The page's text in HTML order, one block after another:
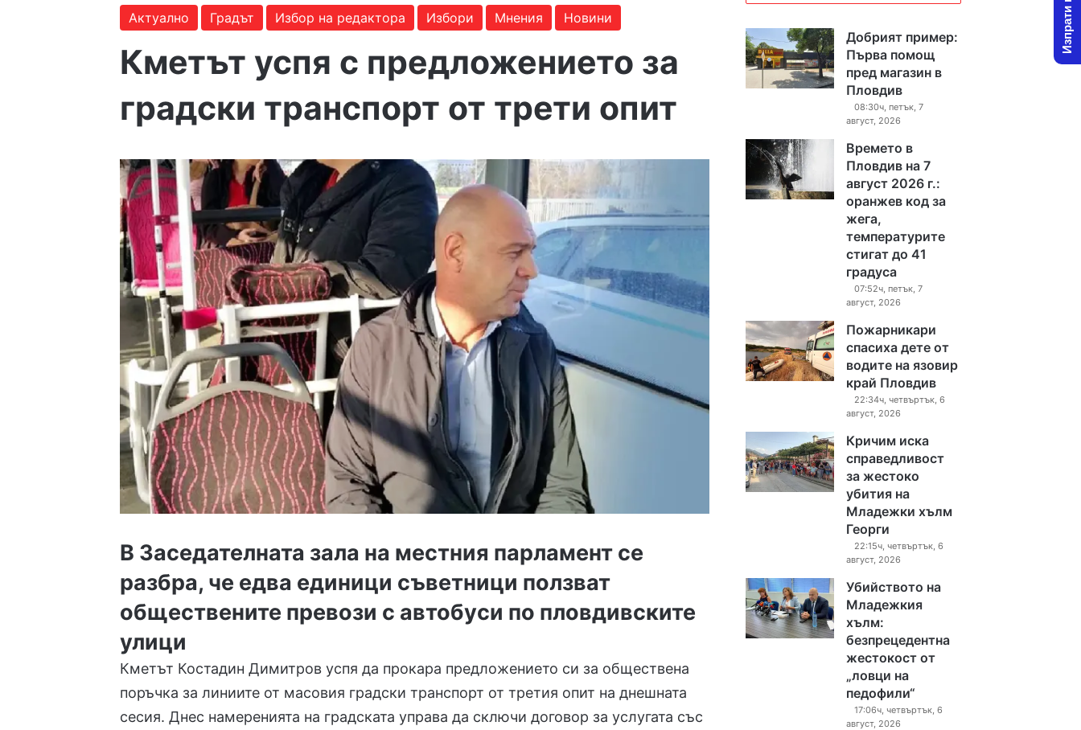
Актуално Градът Избор на редактора Избори Мнения Новини
Кметът успя с предложението за
градски транспорт от трети опит
В Заседателната зала на местния парламент се
разбра, че едва единици съветници ползват
обществените превози с автобуси по пловдивските
улици
Кметът Костадин Димитров успя да прокара предложението си за обществена
поръчка за линиите от масовия градски транспорт от третия опит на днешната
сесия. Днес намеренията на градската управа да сключи договор за услугата със
Добрият пример:
Първа помощ
пред магазин в
Пловдив
08:30ч, петък, 7
август, 2026
Времето в
Пловдив на 7
август 2026 г.:
оранжев код за
жега,
температурите
стигат до 41
градуса
07:52ч, петък, 7
август, 2026
Пожарникари
спасиха дете от
водите на язовир
край Пловдив
22:34ч, четвъртък, 6
август, 2026
Кричим иска
справедливост
за жестоко
убития на
Младежки хълм
Георги
22:15ч, четвъртък, 6
август, 2026
Убийството на
Младежкия
хълм:
безпрецедентна
жестокост от
„ловци на
педофили“
17:06ч, четвъртък, 6
август, 2026